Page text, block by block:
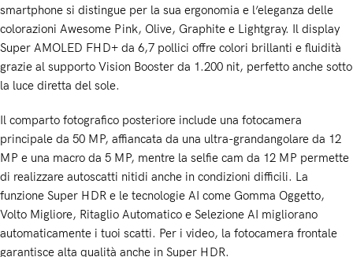
smartphone si distingue per la sua ergonomia e l’eleganza delle
colorazioni Awesome Pink, Olive, Graphite e Lightgray. Il display
Super AMOLED FHD+ da 6,7 pollici offre colori brillanti e fluidità
grazie al supporto Vision Booster da 1.200 nit, perfetto anche sotto
la luce diretta del sole.
Il comparto fotografico posteriore include una fotocamera
principale da 50 MP, affiancata da una ultra-grandangolare da 12
MP e una macro da 5 MP, mentre la selfie cam da 12 MP permette
di realizzare autoscatti nitidi anche in condizioni difficili. La
funzione Super HDR e le tecnologie AI come Gomma Oggetto,
Volto Migliore, Ritaglio Automatico e Selezione AI migliorano
automaticamente i tuoi scatti. Per i video, la fotocamera frontale
garantisce alta qualità anche in Super HDR.